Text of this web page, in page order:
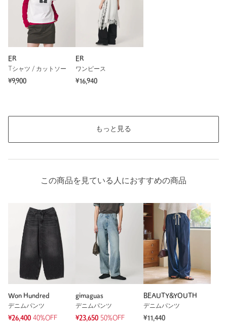
ER
Tシャツ / カットソー
¥9,900
ER
ワンピース
¥16,940
もっと見る
この商品を見ている人におすすめの商品
Won Hundred
デニムパンツ
¥26,400 40%OFF
gimaguas
デニムパンツ
¥23,650 50%OFF
BEAUTY&YOUTH
デニムパンツ
¥11,440